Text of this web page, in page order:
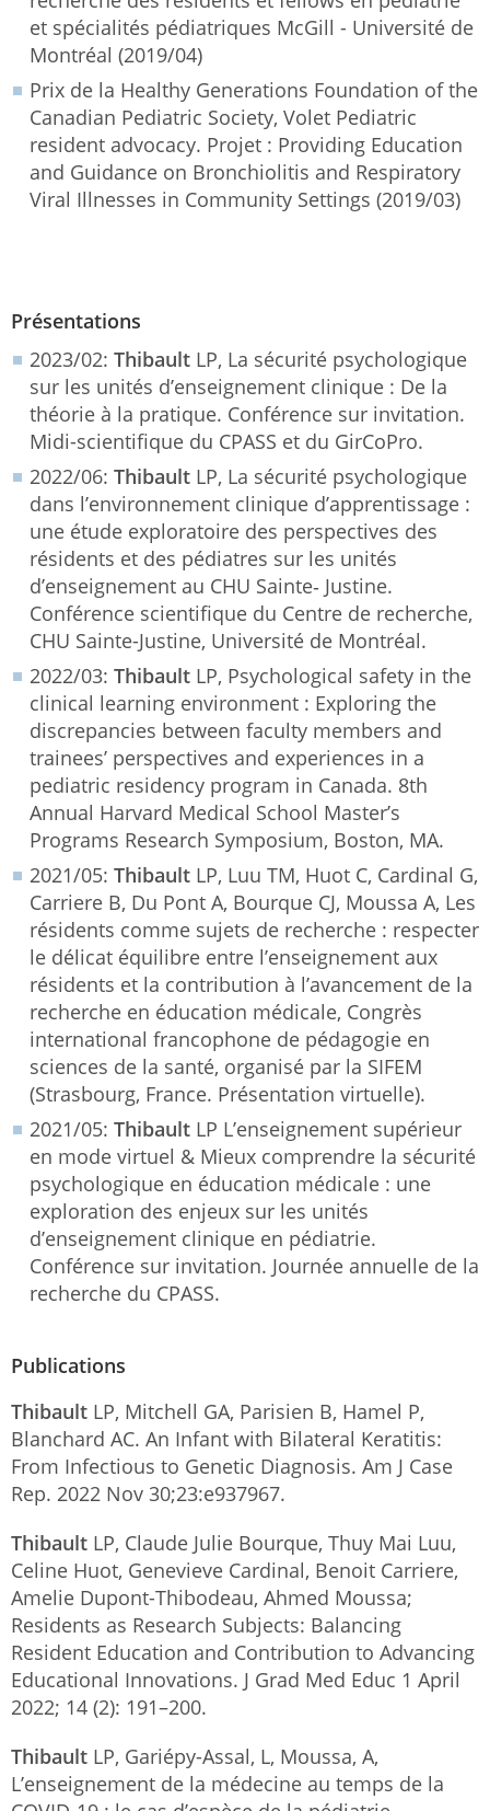
et spécialités pédiatriques McGill - Université de
Montréal (2019/04)
Prix de la Healthy Generations Foundation of the
Canadian Pediatric Society, Volet Pediatric
resident advocacy. Projet : Providing Education
and Guidance on Bronchiolitis and Respiratory
Viral Illnesses in Community Settings (2019/03)
Présentations
2023/02: Thibault LP, La sécurité psychologique
sur les unités d’enseignement clinique : De la
théorie à la pratique. Conférence sur invitation.
Midi-scientifique du CPASS et du GirCoPro.
2022/06: Thibault LP, La sécurité psychologique
dans l’environnement clinique d’apprentissage :
une étude exploratoire des perspectives des
résidents et des pédiatres sur les unités
d’enseignement au CHU Sainte‐ Justine.
Conférence scientifique du Centre de recherche,
CHU Sainte-Justine, Université de Montréal.
2022/03: Thibault LP, Psychological safety in the
clinical learning environment : Exploring the
discrepancies between faculty members and
trainees’ perspectives and experiences in a
pediatric residency program in Canada. 8th
Annual Harvard Medical School Master’s
Programs Research Symposium, Boston, MA.
2021/05: Thibault LP, Luu TM, Huot C, Cardinal G,
Carriere B, Du Pont A, Bourque CJ, Moussa A, Les
résidents comme sujets de recherche : respecter
le délicat équilibre entre l’enseignement aux
résidents et la contribution à l’avancement de la
recherche en éducation médicale, Congrès
international francophone de pédagogie en
sciences de la santé, organisé par la SIFEM
(Strasbourg, France. Présentation virtuelle).
2021/05: Thibault LP L’enseignement supérieur
en mode virtuel & Mieux comprendre la sécurité
psychologique en éducation médicale : une
exploration des enjeux sur les unités
d’enseignement clinique en pédiatrie.
Conférence sur invitation. Journée annuelle de la
recherche du CPASS.
Publications
Thibault LP, Mitchell GA, Parisien B, Hamel P,
Blanchard AC. An Infant with Bilateral Keratitis:
From Infectious to Genetic Diagnosis. Am J Case
Rep. 2022 Nov 30;23:e937967.
Thibault LP, Claude Julie Bourque, Thuy Mai Luu,
Celine Huot, Genevieve Cardinal, Benoit Carriere,
Amelie Dupont-Thibodeau, Ahmed Moussa;
Residents as Research Subjects: Balancing
Resident Education and Contribution to Advancing
Educational Innovations. J Grad Med Educ 1 April
2022; 14 (2): 191–200.
Thibault LP, Gariépy-Assal, L, Moussa, A,
L’enseignement de la médecine au temps de la